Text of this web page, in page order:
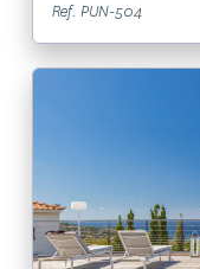
Ref. PUN-504